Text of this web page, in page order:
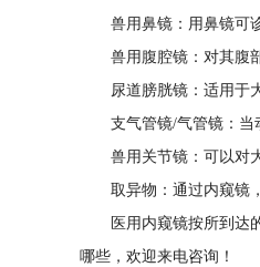
兽用鼻镜：用鼻镜可
兽用腹腔镜：对其腹
尿道膀胱镜：适用于
支气管镜/气管镜：当
兽用关节镜：可以对
取异物：通过内窥镜
医用内窥镜按所到达
哪些，欢迎来电咨询！